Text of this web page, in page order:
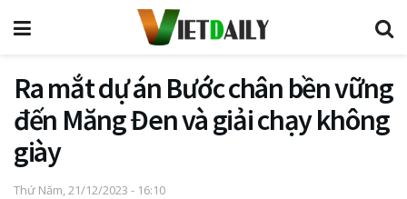
Ra mắt dự án Bước chân bền vững
đến Măng Đen và giải chạy không
giày
Thứ Năm, 21/12/2023 - 16:10